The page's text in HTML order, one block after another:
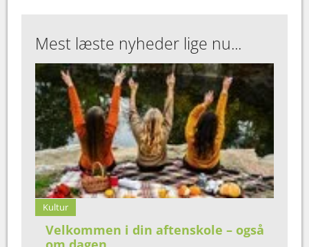
Mest læste nyheder lige nu...
Kultur
Velkommen i din aftenskole – også